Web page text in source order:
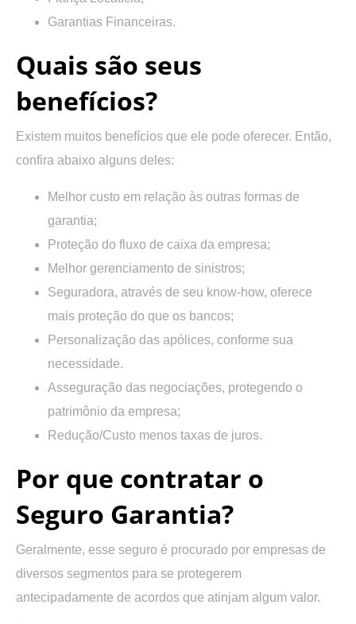
Garantias Financeiras.
Quais são seus
benefícios?
Existem muitos benefícios que ele pode oferecer. Então,
confira abaixo alguns deles:
Melhor custo em relação às outras formas de
garantia;
Proteção do fluxo de caixa da empresa;
Melhor gerenciamento de sinistros;
Seguradora, através de seu know-how, oferece
mais proteção do que os bancos;
Personalização das apólices, conforme sua
necessidade.
Asseguração das negociações, protegendo o
patrimônio da empresa;
Redução/Custo menos taxas de juros.
Por que contratar o
Seguro Garantia?
Geralmente, esse seguro é procurado por empresas de
diversos segmentos para se protegerem
antecipadamente de acordos que atinjam algum valor.